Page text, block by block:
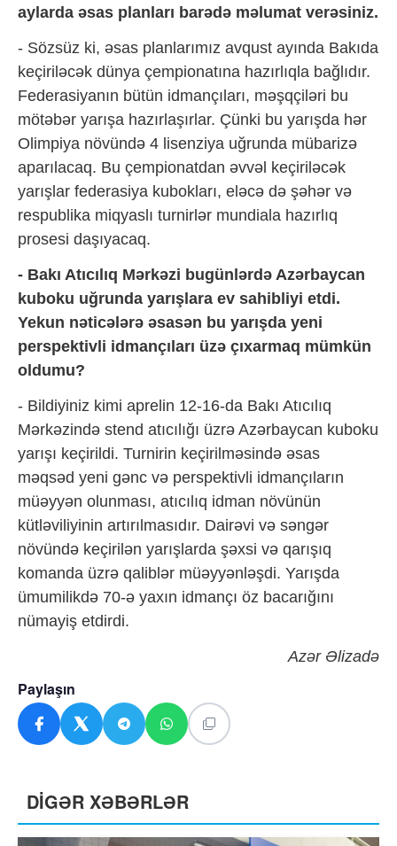
aylarda əsas planları barədə məlumat verəsiniz.
- Sözsüz ki, əsas planlarımız avqust ayında Bakıda
keçiriləcək dünya çempionatına hazırlıqla bağlıdır.
Federasiyanın bütün idmançıları, məşqçiləri bu
mötəbər yarışa hazırlaşırlar. Çünki bu yarışda hər
Olimpiya növündə 4 lisenziya uğrunda mübarizə
aparılacaq. Bu çempionatdan əvvəl keçiriləcək
yarışlar federasiya kubokları, eləcə də şəhər və
respublika miqyaslı turnirlər mundiala hazırlıq
prosesi daşıyacaq.
- Bakı Atıcılıq Mərkəzi bugünlərdə Azərbaycan
kuboku uğrunda yarışlara ev sahibliyi etdi.
Yekun nəticələrə əsasən bu yarışda yeni
perspektivli idmançıları üzə çıxarmaq mümkün
oldumu?
- Bildiyiniz kimi aprelin 12-16-da Bakı Atıcılıq
Mərkəzində stend atıcılığı üzrə Azərbaycan kuboku
yarışı keçirildi. Turnirin keçirilməsində əsas
məqsəd yeni gənc və perspektivli idmançıların
müəyyən olunması, atıcılıq idman növünün
kütləviliyinin artırılmasıdır. Dairəvi və səngər
növündə keçirilən yarışlarda şəxsi və qarışıq
komanda üzrə qaliblər müəyyənləşdi. Yarışda
ümumilikdə 70-ə yaxın idmançı öz bacarığını
nümayiş etdirdi.
Azər Əlizadə
Paylaşın
DİGƏR XƏBƏRLƏR